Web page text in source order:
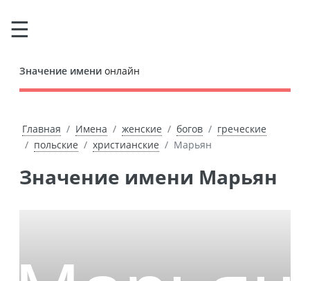
Значение имени онлайн
Главная Имена женские богов
греческие
польские
христианские Марьян
Значение имени Марьян